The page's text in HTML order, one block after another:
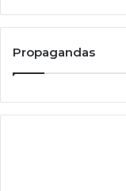
Propagandas